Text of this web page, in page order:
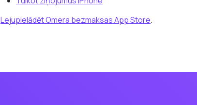
Lejupielādēt Omera bezmaksas App Store.